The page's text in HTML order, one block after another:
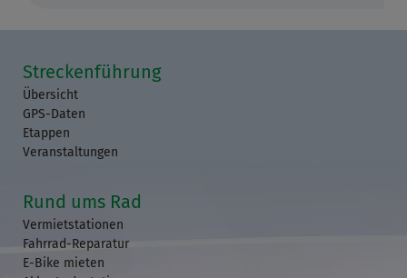
Streckenführung
Übersicht
GPS-Daten
Etappen
Veranstaltungen
Rund ums Rad
Vermietstationen
Fahrrad-Reparatur
E-Bike mieten